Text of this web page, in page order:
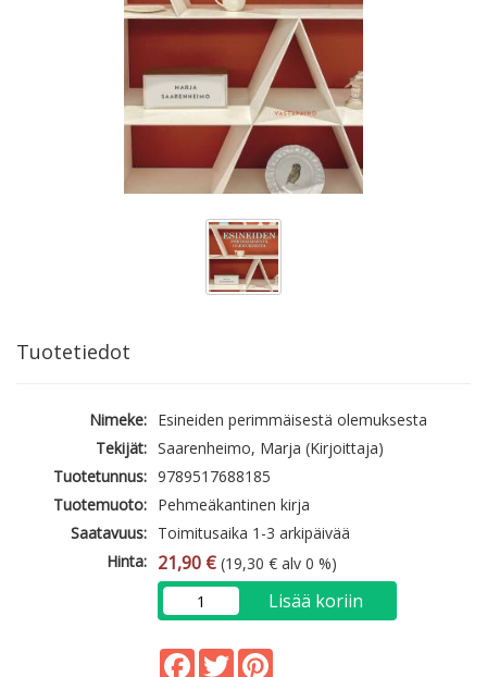
Tuotetiedot
Nimeke: Esineiden perimmäisestä olemuksesta
Tekijät: Saarenheimo, Marja (Kirjoittaja)
Tuotetunnus: 9789517688185
Tuotemuoto: Pehmeäkantinen kirja
Saatavuus: Toimitusaika 1-3 arkipäivää
Hinta: 21,90 € (19,30 € alv 0 %)
Lisää koriin
Facebook
Twitter